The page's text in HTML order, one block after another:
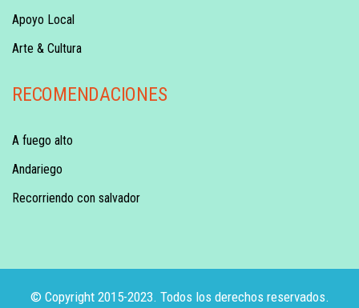
Apoyo Local
Arte & Cultura
RECOMENDACIONES
A fuego alto
Andariego
Recorriendo con salvador
© Copyright 2015-2023. Todos los derechos reservados.